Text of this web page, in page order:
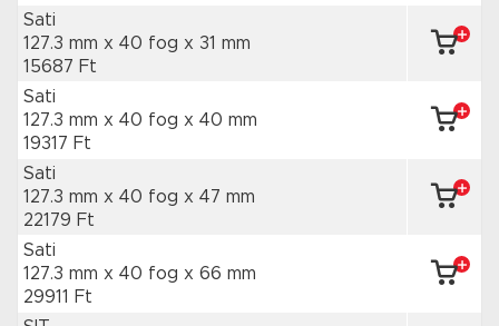
Sati
127.3 mm x 40 fog x 31 mm
15687 Ft
Sati
127.3 mm x 40 fog x 40 mm
19317 Ft
Sati
127.3 mm x 40 fog x 47 mm
22179 Ft
Sati
127.3 mm x 40 fog x 66 mm
29911 Ft